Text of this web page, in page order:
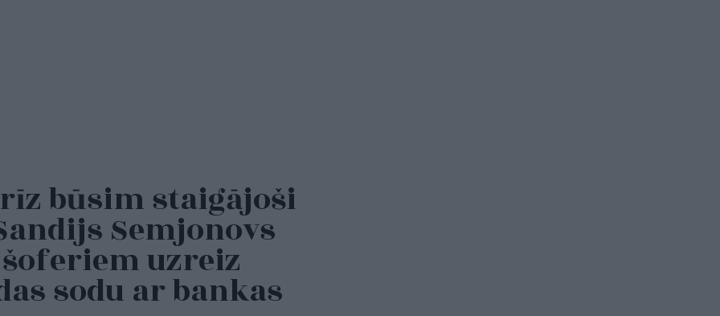
būsim staigājoši
Semjonovs
uzreiz
sodu ar bankas